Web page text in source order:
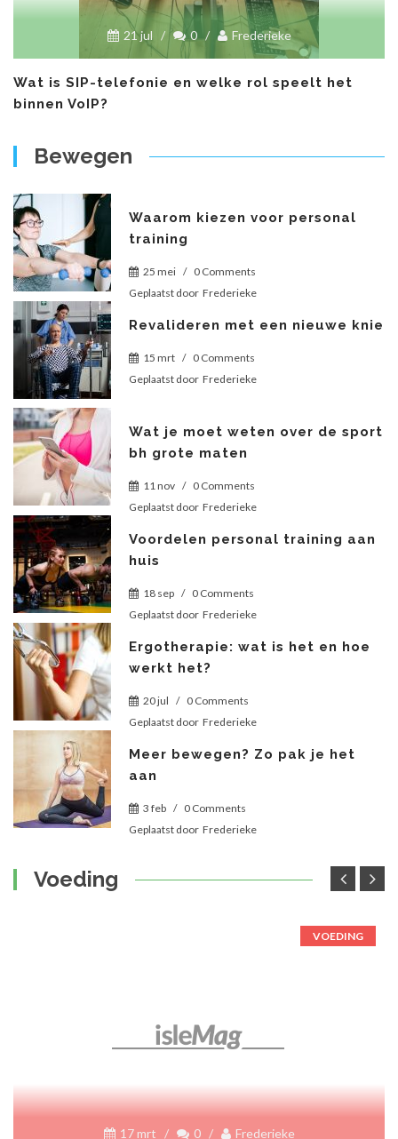
21 jul / 0 / Frederieke
Wat is SIP-telefonie en welke rol speelt het
binnen VoIP?
Bewegen
Waarom kiezen voor personal
training
25 mei / 0 Comments
Geplaatst door Frederieke
Revalideren met een nieuwe knie
15 mrt / 0 Comments
Geplaatst door Frederieke
Wat je moet weten over de sport
bh grote maten
11 nov / 0 Comments
Geplaatst door Frederieke
Voordelen personal training aan
huis
18 sep / 0 Comments
Geplaatst door Frederieke
Ergotherapie: wat is het en hoe
werkt het?
20 jul / 0 Comments
Geplaatst door Frederieke
Meer bewegen? Zo pak je het
aan
3 feb / 0 Comments
Geplaatst door Frederieke
Voeding
VOEDING
17 mrt / 0 / Frederieke